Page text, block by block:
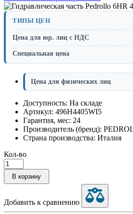
ТИПЫ ЦЕН
Цена для юр. лиц с НДС
Специальная цена
Цена для физических лиц
Доступность: На складе
Артикул: 496H4405WI5
Гарантия, мес: 24
Производитель (бренд):
Страна производства: Италия
Кол-во
В корзину
Добавить к сравнению